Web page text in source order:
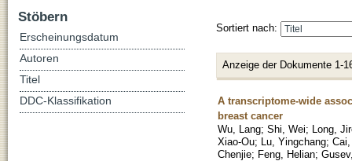
Sortiert nach:
Anzeige der Dokumente 1-
A transcriptome-wide
breast cancer
Wu, Lang; Shi, Wei; Long,
Xiao-Ou; Lu, Yingchang;
Chenjie; Feng, Helian;
Stöbern
Erscheinungsdatum
Autoren
Titel
DDC-Klassifikation